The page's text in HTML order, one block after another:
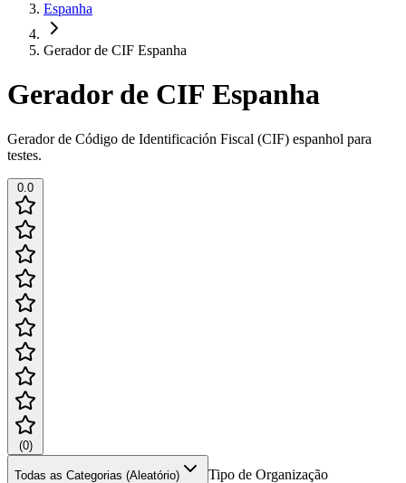
Espanha
Gerador de CIF Espanha
Gerador de CIF Espanha
Gerador de Código de Identificación Fiscal (CIF) espanhol para
testes.
0.0
(0)
Todas as Categorias (Aleatório)
Tipo de Organização